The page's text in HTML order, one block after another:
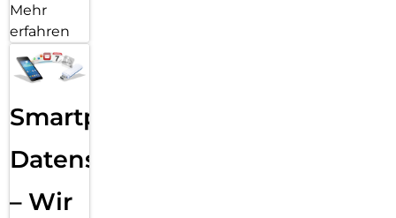
Mehr
erfahren
Smartphone
Datensicherung
– Wir